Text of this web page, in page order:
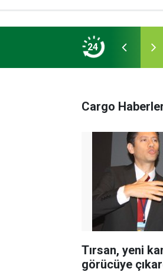
24
Cargo
Tırsan, yeni
görücüye